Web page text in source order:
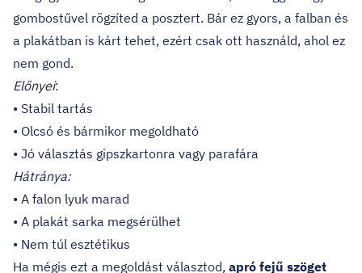
gombostűvel rögzíted a posztert. Bár ez gyors, a falban és
a plakátban is kárt tehet, ezért csak ott használd, ahol ez
nem gond.
Előnyei:
• Stabil tartás
• Olcsó és bármikor megoldható
• Jó választás gipszkartonra vagy parafára
Hátránya:
• A falon lyuk marad
• A plakát sarka megsérülhet
• Nem túl esztétikus
Ha mégis ezt a megoldást választod, apró fejű szöget